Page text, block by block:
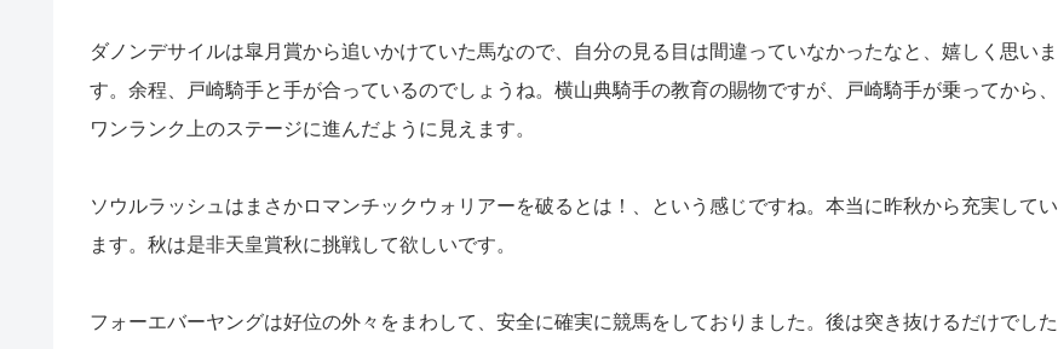
ダノンデサイルは皐月賞から追いかけていた馬なので、自分の見る目は間違っていなかったなと、嬉しく思いま
す。余程、戸崎騎手と手が合っているのでしょうね。横山典騎手の教育の賜物ですが、戸崎騎手が乗ってから、
ワンランク上のステージに進んだように見えます。
ソウルラッシュはまさかロマンチックウォリアーを破るとは！、という感じですね。本当に昨秋から充実してい
ます。秋は是非天皇賞秋に挑戦して欲しいです。
フォーエバーヤングは好位の外々をまわして、安全に確実に競馬をしておりました。後は突き抜けるだけでした